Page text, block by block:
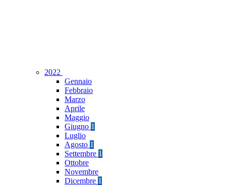
2022
Gennaio
Febbraio
Marzo
Aprile
Maggio
Giugno 1
Luglio
Agosto 1
Settembre 1
Ottobre
Novembre
Dicembre 1